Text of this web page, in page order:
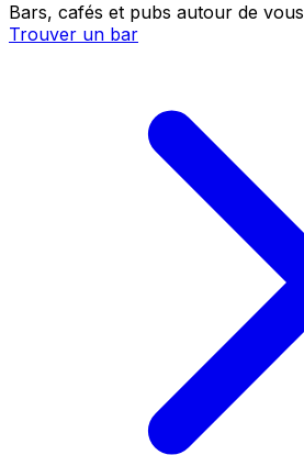
Bars, cafés et pubs autour de vous
Trouver un bar